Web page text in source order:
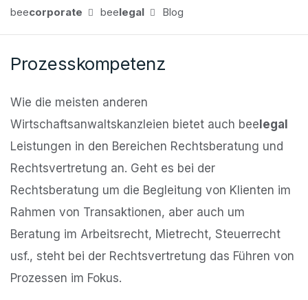
beecorporate beelegal Blog
Prozesskompetenz
Wie die meisten anderen
Wirtschaftsanwaltskanzleien bietet auch beelegal
Leistungen in den Bereichen Rechtsberatung und
Rechtsvertretung an. Geht es bei der
Rechtsberatung um die Begleitung von Klienten im
Rahmen von Transaktionen, aber auch um
Beratung im Arbeitsrecht, Mietrecht, Steuerrecht
usf., steht bei der Rechtsvertretung das Führen von
Prozessen im Fokus.